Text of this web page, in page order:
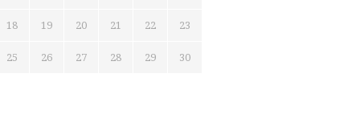
18 19 20 21 22 23
25 26 27 28 29 30